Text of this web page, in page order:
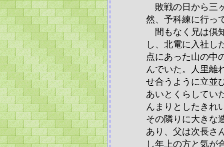
敗戦の日から三
然、予科練に行っ
間もなく兄は倶
し、北電に入社し
点にあった山の中
んでいた。人里離
せ合うように立並
あいとくらしてい
んまりとしたきれ
その隣りに大きな
あり、父は次長さ
し年上の方と気が